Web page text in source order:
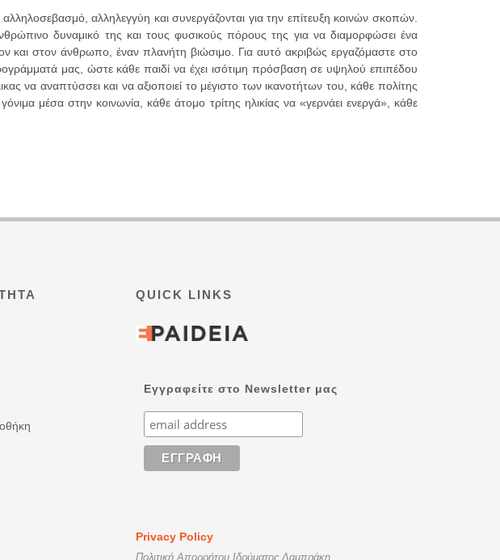
αλληλεγγύη και συνεργάζονται για την επίτευξη κοινών σκοπών.
δυναμικό της και τους φυσικούς πόρους της για να διαμορφώσει ένα
και στον άνθρωπο, έναν πλανήτη βιώσιμο. Για αυτό ακριβώς εργαζόμαστε στο
μας, ώστε κάθε παιδί να έχει ισότιμη πρόσβαση σε υψηλού επιπέδου
να αναπτύσσει και να αξιοποιεί το μέγιστο των ικανοτήτων του, κάθε πολίτης
μέσα στην κοινωνία, κάθε άτομο τρίτης ηλικίας να «γερνάει ενεργά», κάθε
QUICK LINKS
Εγγραφείτε στο Newsletter μας
Privacy Policy
Πολιτική Απορρήτου Ιδρύματος Λαμπράκη